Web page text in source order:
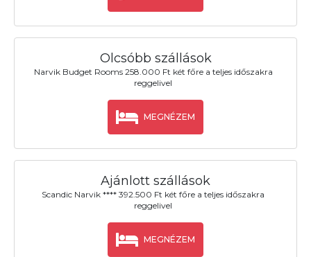
Olcsóbb szállások
Narvik Budget Rooms 258.000 Ft két főre a teljes időszakra
reggelivel
MEGNÉZEM
Ajánlott szállások
Scandic Narvik **** 392.500 Ft két főre a teljes időszakra
reggelivel
MEGNÉZEM